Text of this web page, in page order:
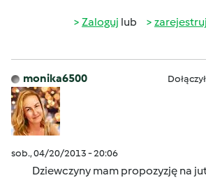
Zaloguj lub
monika6500
sob., 04/20/2013 - 20:06
Dziewczyny mam propozyzję na